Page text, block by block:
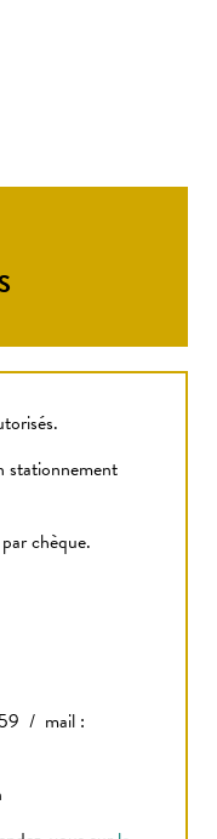
stationnement
chèque.
/ mail :